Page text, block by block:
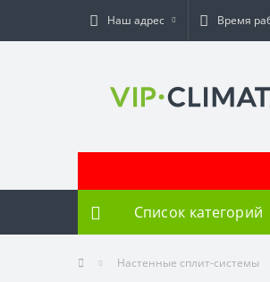
Наш адрес Время
Список категорий
Настенные сплит-системы